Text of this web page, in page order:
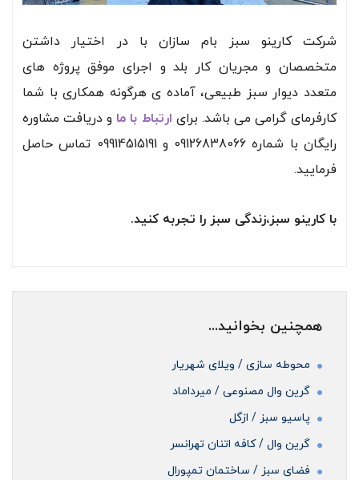
شرکت کارینو سبز بام سازان با در اختیار داشتن
متخصصان و مجریان کار بلد و اجرای موفق پروژه های
متعدد دیوار سبز طبیعی، آماده ی هرگونه همکاری با شما
کارفرمای گرامی می باشد. برای ارتباط با ما و دریافت مشاوره
رایگان با شماره 09126838066 و 09914515191 تماس حاصل
فرمایید.
با کارینو سبز،زندگی سبز را تجربه کنید.
همچنین بخوانید...
محوطه سازی / ویلای شهریار
گرین وال مصنوعی / میرداماد
پاسیو سبز / ازگل
گرین وال / کافه اتنان تهرانسر
فضای سبز / ساختمان تمپورال